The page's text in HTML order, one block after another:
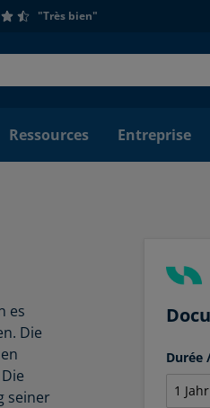
"Très bien"
Ressources Entreprise
es
Die
seiner
Durée